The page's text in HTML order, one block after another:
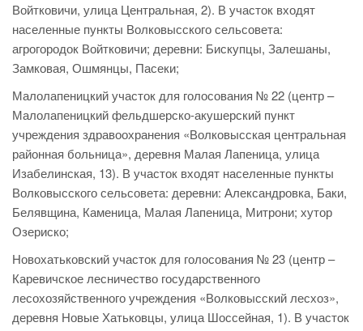
Войтковичи, улица Центральная, 2). В участок входят
населенные пункты Волковысского сельсовета:
агрогородок Войтковичи; деревни: Бискупцы, Залешаны,
Замковая, Ошмянцы, Пасеки;
Малолапеницкий участок для голосования № 22 (центр –
Малолапеницкий фельдшерско-акушерский пункт
учреждения здравоохранения «Волковысская центральная
районная больница», деревня Малая Лапеница, улица
Изабелинская, 13). В участок входят населенные пункты
Волковысского сельсовета: деревни: Александровка, Баки,
Белявщина, Каменица, Малая Лапеница, Митрони; хутор
Озериско;
Новохатьковский участок для голосования № 23 (центр –
Каревичское лесничество государственного
лесохозяйственного учреждения «Волковысский лесхоз»,
деревня Новые Хатьковцы, улица Шоссейная, 1). В участок